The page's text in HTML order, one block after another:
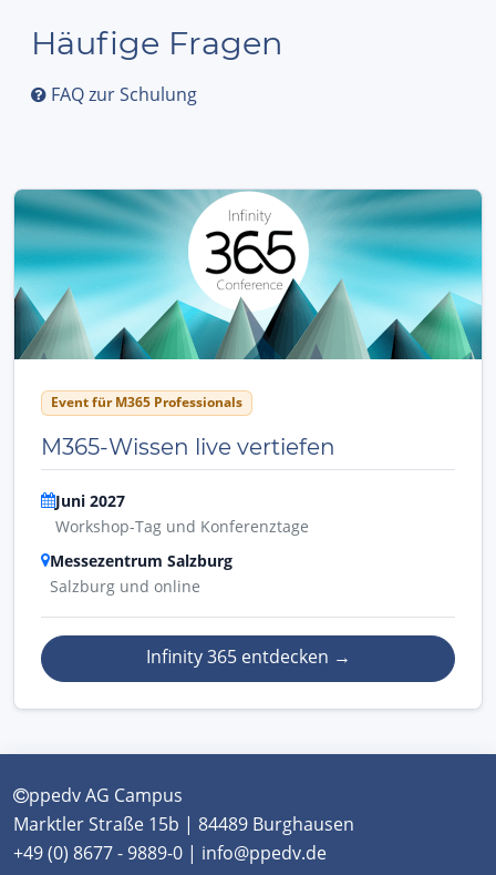
Häufige Fragen
FAQ zur Schulung
Event für M365 Professionals
M365-Wissen live vertiefen
Juni 2027
Workshop-Tag und Konferenztage
Messezentrum Salzburg
Salzburg und online
Infinity 365 entdecken →
ppedv AG Campus
Marktler Straße 15b | 84489 Burghausen
+49 (0) 8677 - 9889-0 | info@ppedv.de